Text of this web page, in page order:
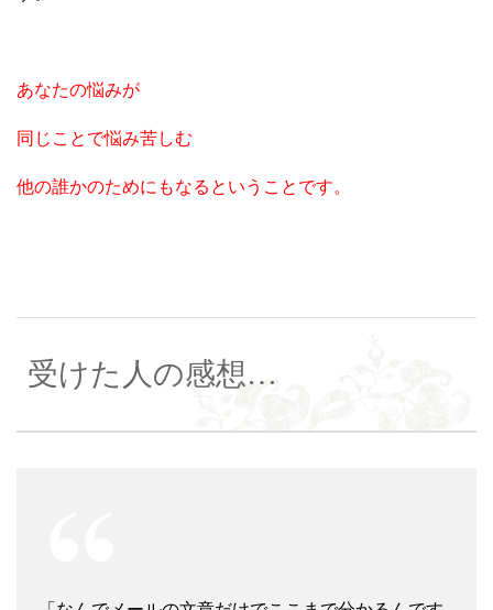
あなたの悩みが
同じことで悩み苦しむ
他の誰かのためにもなるということです。
受けた人の感想…